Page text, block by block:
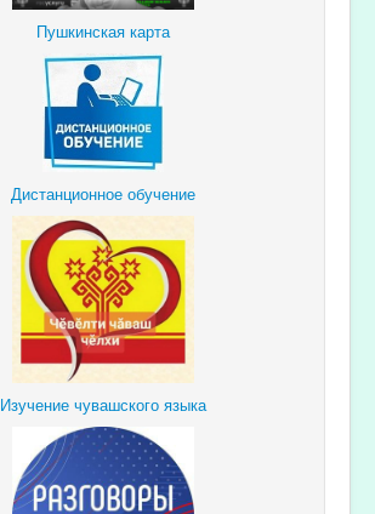
Пушкинская карта
Дистанционное обучение
Изучение чувашского языка